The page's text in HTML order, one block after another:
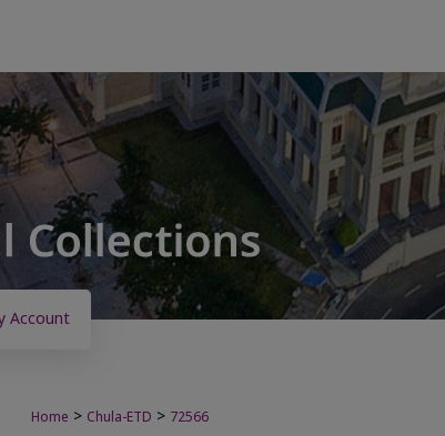
Account
Home > Chula-ETD > 72566